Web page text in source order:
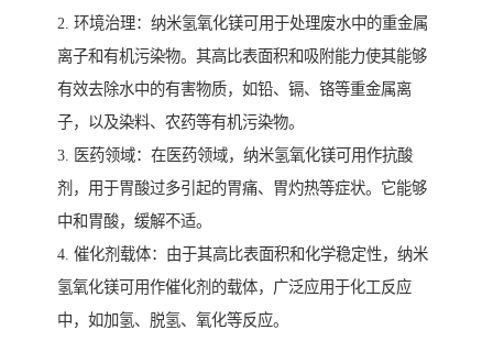
2. 环境治理：纳米氢氧化镁可用于处理废水中的重金属
离子和有机污染物。其高比表面积和吸附能力使其能够
有效去除水中的有害物质，如铅、镉、铬等重金属离
子，以及染料、农药等有机污染物。
3. 医药领域：在医药领域，纳米氢氧化镁可用作抗酸
剂，用于胃酸过多引起的胃痛、胃灼热等症状。它能够
中和胃酸，缓解不适。
4. 催化剂载体：由于其高比表面积和化学稳定性，纳米
氢氧化镁可用作催化剂的载体，广泛应用于化工反应
中，如加氢、脱氢、氧化等反应。